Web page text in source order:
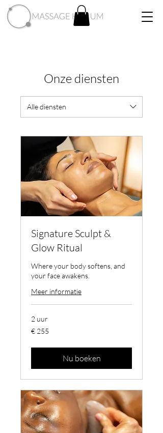
Onze diensten
Alle diensten
Signature Sculpt &
Glow Ritual
Where your body softens, and
your face awakens.
Meer informatie
2 uur
255
euro
€ 255
Nu boeken